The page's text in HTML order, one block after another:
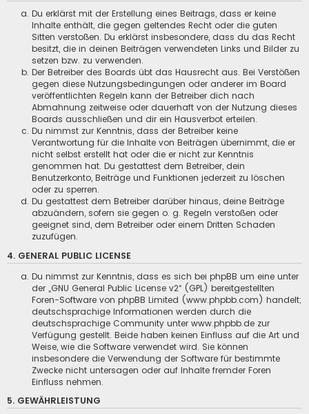
Du erklärst mit der Erstellung eines Beitrags, dass er keine
Inhalte enthält, die gegen geltendes Recht oder die guten
Sitten verstoßen. Du erklärst insbesondere, dass du das Recht
besitzt, die in deinen Beiträgen verwendeten Links und Bilder zu
setzen bzw. zu verwenden.
Der Betreiber des Boards übt das Hausrecht aus. Bei Verstößen
gegen diese Nutzungsbedingungen oder anderer im Board
veröffentlichten Regeln kann der Betreiber dich nach
Abmahnung zeitweise oder dauerhaft von der Nutzung dieses
Boards ausschließen und dir ein Hausverbot erteilen.
Du nimmst zur Kenntnis, dass der Betreiber keine
Verantwortung für die Inhalte von Beiträgen übernimmt, die er
nicht selbst erstellt hat oder die er nicht zur Kenntnis
genommen hat. Du gestattest dem Betreiber, dein
Benutzerkonto, Beiträge und Funktionen jederzeit zu löschen
oder zu sperren.
Du gestattest dem Betreiber darüber hinaus, deine Beiträge
abzuändern, sofern sie gegen o. g. Regeln verstoßen oder
geeignet sind, dem Betreiber oder einem Dritten Schaden
zuzufügen.
4. GENERAL PUBLIC LICENSE
Du nimmst zur Kenntnis, dass es sich bei phpBB um eine unter
der „GNU General Public License v2“ (GPL) bereitgestellten
Foren-Software von phpBB Limited (www.phpbb.com) handelt;
deutschsprachige Informationen werden durch die
deutschsprachige Community unter www.phpbb.de zur
Verfügung gestellt. Beide haben keinen Einfluss auf die Art und
Weise, wie die Software verwendet wird. Sie können
insbesondere die Verwendung der Software für bestimmte
Zwecke nicht untersagen oder auf Inhalte fremder Foren
Einfluss nehmen.
5. GEWÄHRLEISTUNG